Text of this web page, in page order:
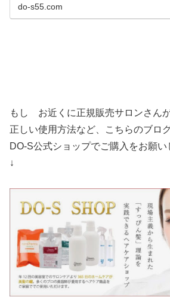
do-s55.com
もし お近くに正規販売サロンさん
正しい使用方法など、こちらのブロ
DO-S公式ショップでご購入をお願い
↓